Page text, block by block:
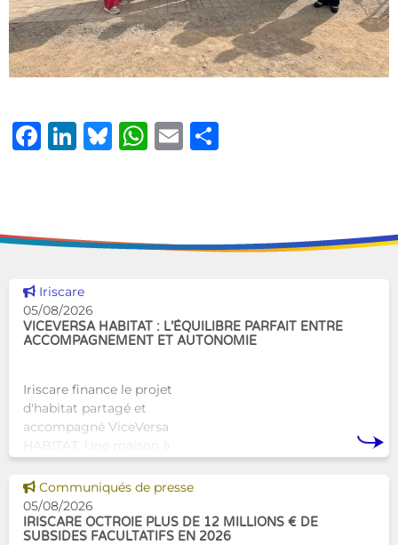
Facebook
LinkedIn
Bluesky
WhatsApp
Email
Voir cette news
Iriscare
05/08/2026
VICEVERSA HABITAT : L’ÉQUILIBRE PARFAIT ENTRE
ACCOMPAGNEMENT ET AUTONOMIE
Iriscare finance le projet
d'habitat partagé et
accompagné ViceVersa
HABITAT. Une maison à
alternative innovante et
humaine aux structures
d’hébergement traditionnel
Voir cette news
Communiqués de presse
05/08/2026
IRISCARE OCTROIE PLUS DE 12 MILLIONS € DE
SUBSIDES FACULTATIFS EN 2026